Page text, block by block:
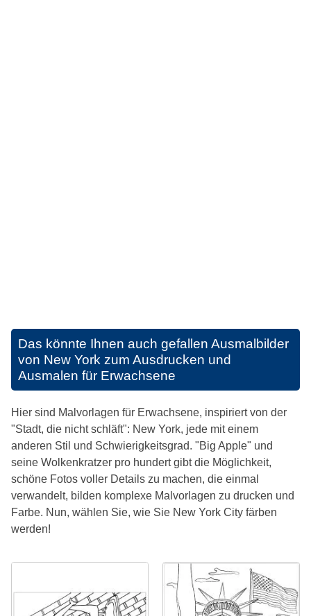
Das könnte Ihnen auch gefallen Ausmalbilder
von New York zum Ausdrucken und
Ausmalen für Erwachsene
Hier sind Malvorlagen für Erwachsene, inspiriert von der
"Stadt, die nicht schläft": New York, jede mit einem
anderen Stil und Schwierigkeitsgrad. "Big Apple" und
seine Wolkenkratzer pro hundert gibt die Möglichkeit,
schöne Fotos voller Details zu machen, die einmal
verwandelt, bilden komplexe Malvorlagen zu drucken und
Farbe. Nun, wählen Sie, wie Sie New York City färben
werden!